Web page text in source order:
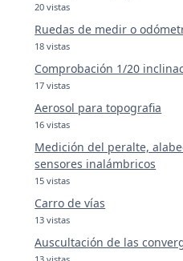
20 vistas
Ruedas de medir o
18 vistas
Comprobación 1/20
17 vistas
Aerosol para topografia
16 vistas
Medición del peralte,
sensores inalámbricos
15 vistas
Carro de vías
13 vistas
Auscultación de las